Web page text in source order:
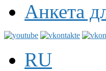
Анкета
RU